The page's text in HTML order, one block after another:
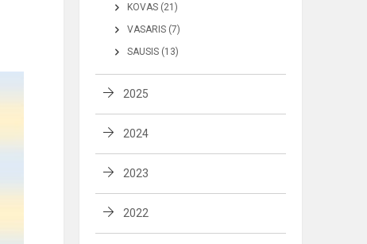
KOVAS (21)
VASARIS (7)
SAUSIS (13)
2025
2024
2023
2022